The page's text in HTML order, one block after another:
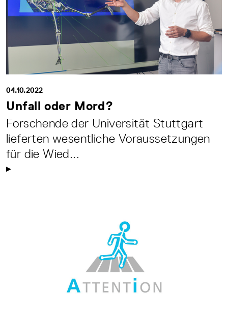
04.10.2022
Unfall oder Mord?
Forschende der Universität Stuttgart
lieferten wesentliche Voraussetzungen
für die Wied...